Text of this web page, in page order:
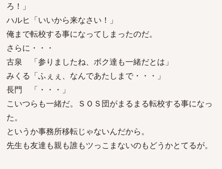
ろ！」
ハルヒ「いいから来なさい！」
俺まで転校する事になってしまったのだ。
さらに・・・
古泉 「参りましたね、ボク達も一緒だとは」
みくる「ふぇぇ、なんであたしまで・・・」
長門 「・・・」
こいつらも一緒だ。ＳＯＳ団がまるまる転校する事になっ
た。
というか事務所移転じゃないんだから。
先生も友達も親も誰もツっこまないのもどうかとてるが。